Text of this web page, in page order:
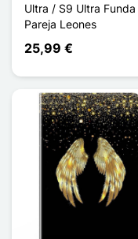
Ultra / S9 Ultra Funda
Pareja Leones
25,99 €